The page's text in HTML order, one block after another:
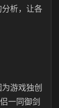
析，让各
游戏独创
一同御剑